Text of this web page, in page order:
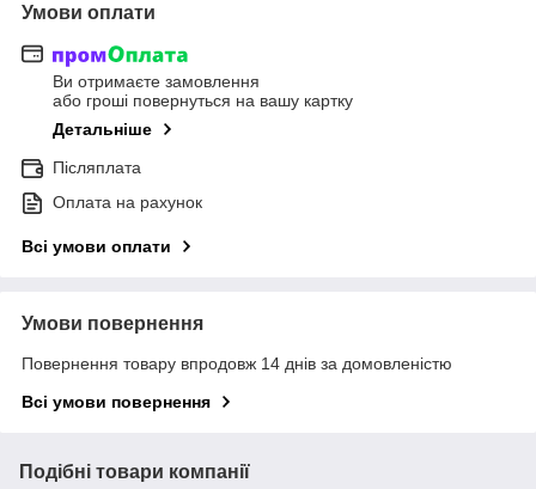
Умови оплати
Ви отримаєте замовлення
або гроші повернуться на вашу картку
Детальніше
Післяплата
Оплата на рахунок
Всі умови оплати
Умови повернення
Повернення товару впродовж 14 днів за домовленістю
Всі умови повернення
Подібні товари компанії